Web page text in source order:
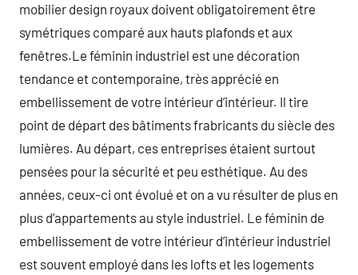
mobilier design royaux doivent obligatoirement être
symétriques comparé aux hauts plafonds et aux
fenêtres.Le féminin industriel est une décoration
tendance et contemporaine, très apprécié en
embellissement de votre intérieur d’intérieur. Il tire
point de départ des bâtiments frabricants du siècle des
lumières. Au départ, ces entreprises étaient surtout
pensées pour la sécurité et peu esthétique. Au des
années, ceux-ci ont évolué et on a vu résulter de plus en
plus d’appartements au style industriel. Le féminin de
embellissement de votre intérieur d’intérieur industriel
est souvent employé dans les lofts et les logements